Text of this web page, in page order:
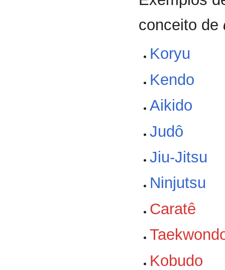
conceito de
Koryu
Kendo
Aikido
Judô
Jiu-Jitsu
Ninjutsu
Caratê
Kobudo